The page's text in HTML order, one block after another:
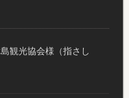
観光協会様（指さし